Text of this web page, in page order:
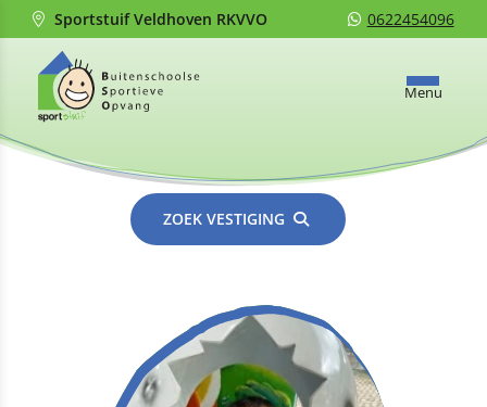
Sportstuif Veldhoven RKVVO 0622454096
Menu
ZOEK VESTIGING